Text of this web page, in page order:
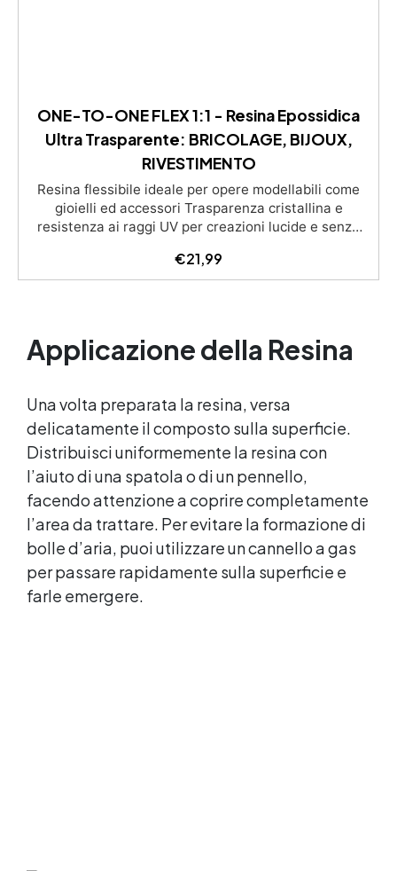
ONE-TO-ONE FLEX 1:1 - Resina Epossidica
Ultra Trasparente: BRICOLAGE, BIJOUX,
RIVESTIMENTO
Resina flessibile ideale per opere modellabili come
gioielli ed accessori Trasparenza cristallina e
resistenza ai raggi UV per creazioni lucide e senza
miscelazione 1:1 e lunga lavorabilità per dettagli
precisi Compatibile con coloranti in pasta o polvere
100% in Italia.
€21,99
Applicazione della Resina
Una volta preparata la resina, versa
delicatamente il composto sulla superficie.
Distribuisci uniformemente la resina con
l’aiuto di una spatola o di un pennello,
facendo attenzione a coprire completamente
l’area da trattare. Per evitare la formazione di
bolle d’aria, puoi utilizzare un cannello a gas
per passare rapidamente sulla superficie e
farle emergere.